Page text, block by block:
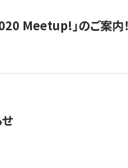
Meetup!」のご案内！